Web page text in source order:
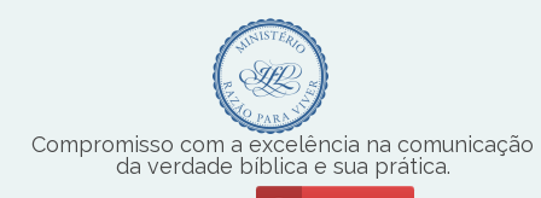
Compromisso com a excelência na comunicação
da verdade bíblica e sua prática.